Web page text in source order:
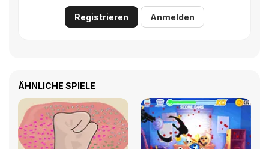
Registrieren Anmelden
ÄHNLICHE SPIELE